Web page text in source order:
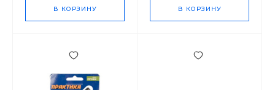
В КОРЗИНУ В КОРЗИНУ